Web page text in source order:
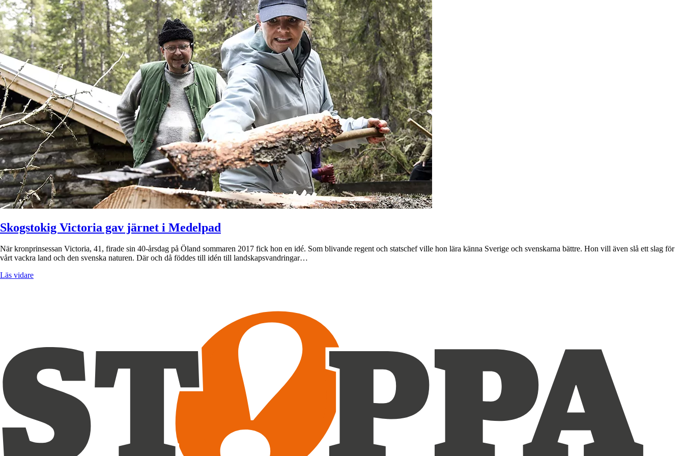
Skogstokig Victoria gav järnet i Medelpad
När kronprinsessan Victoria, 41, firade sin 40-årsdag på Öland sommaren 2017 fick hon en idé. Som blivande regent och statschef ville hon lära känna Sverige och svenskarna bättre. Hon vill även slå ett slag för
vårt vackra land och den svenska naturen. Där och då föddes till idén till landskapsvandringar…
Läs vidare